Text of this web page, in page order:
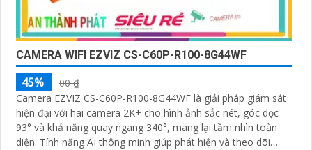
CAMERA WIFI EZVIZ CS-C60P-R100-8G44WF
45%
00 ₫
Camera EZVIZ CS-C60P-R100-8G44WF là giải pháp giám sát
hiện đại với hai camera 2K+ cho hình ảnh sắc nét, góc dọc
93° và khả năng quay ngang 340°, mang lại tầm nhìn toàn
diện. Tính năng AI thông minh giúp phát hiện và theo dõi